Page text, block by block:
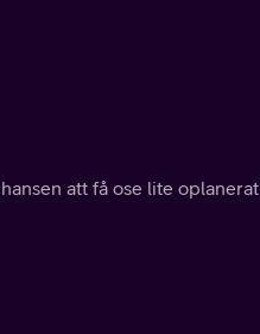
att få ose lite oplanerat